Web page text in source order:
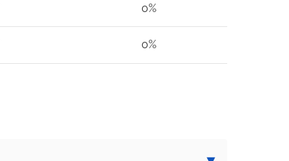
0%
0%